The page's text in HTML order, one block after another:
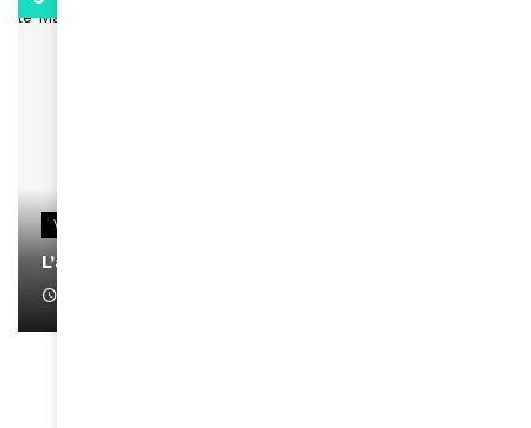
VIDEOS
L’artiste Yoan s’exprime